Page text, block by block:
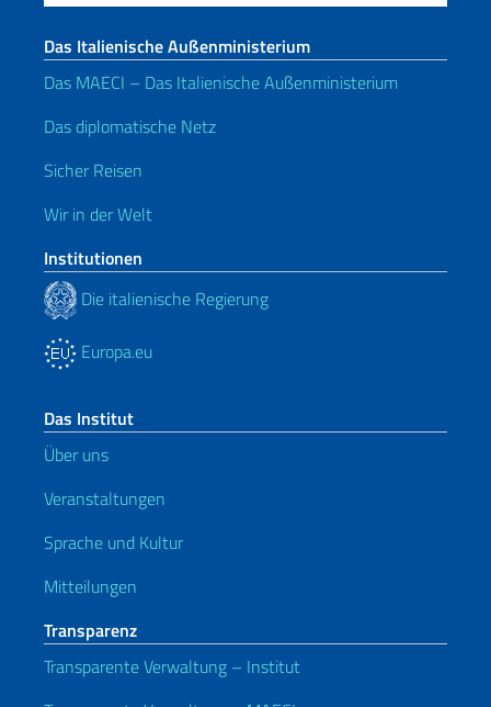
Das Italienische Außenministerium
Das MAECI – Das Italienische Außenministerium
Das diplomatische Netz
Sicher Reisen
Wir in der Welt
Institutionen
Die italienische Regierung
Europa.eu
Das Institut
Über uns
Veranstaltungen
Sprache und Kultur
Mitteilungen
Transparenz
Transparente Verwaltung – Institut